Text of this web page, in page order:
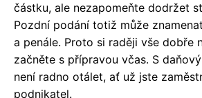
částku, ale nezapomeňte dodržet
Pozdní podání totiž může
a penále. Proto si raději vše dobře
začněte s přípravou včas. S
není radno otálet, ať už jste
podnikatel.